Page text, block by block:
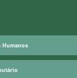
Humanos